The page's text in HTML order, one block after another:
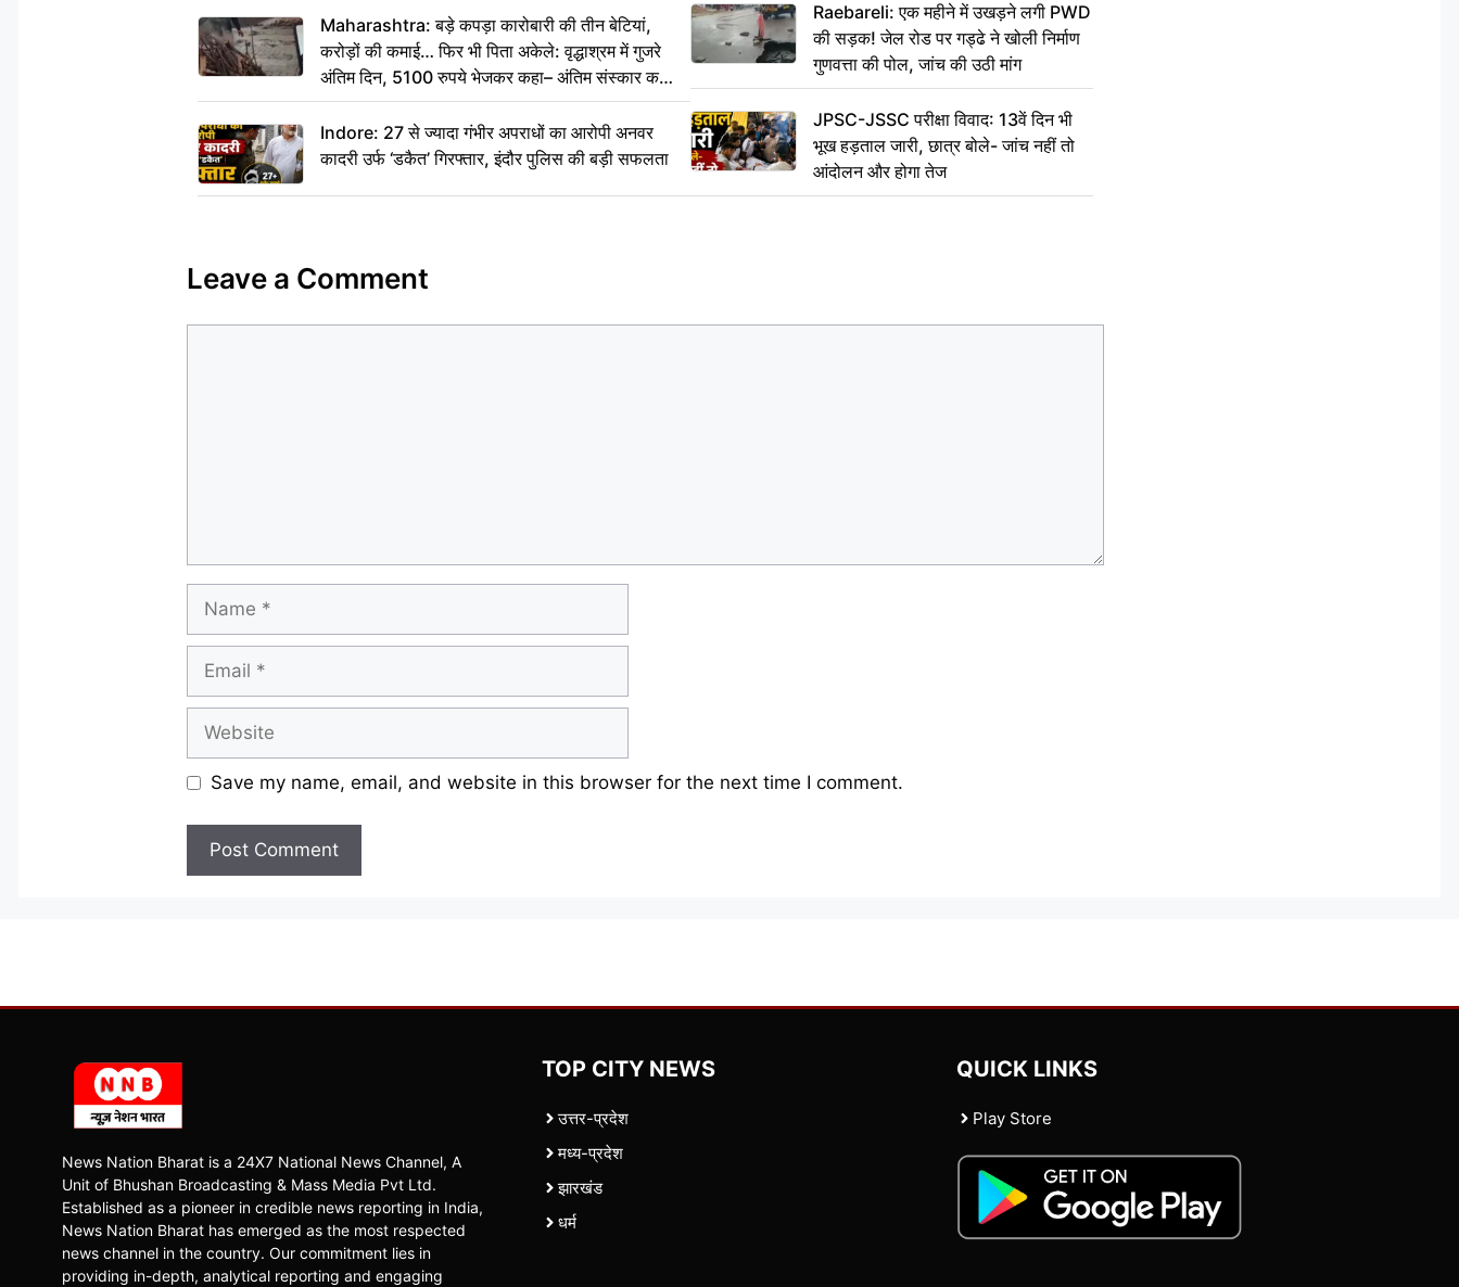
Maharashtra: बड़े कपड़ा कारोबारी की तीन बेटियां,
करोड़ों की कमाई… फिर भी पिता अकेले: वृद्धाश्रम में गुजरे
अंतिम दिन, 5100 रुपये भेजकर कहा– अंतिम संस्कार कर
दीजिए हम नहीं आ पाएंगे
Indore: 27 से ज्यादा गंभीर अपराधों का आरोपी अनवर
कादरी उर्फ ‘डकैत’ गिरफ्तार, इंदौर पुलिस की बड़ी सफलता
Raebareli: एक महीने में उखड़ने लगी PWD
की सड़क! जेल रोड पर गड्ढे ने खोली निर्माण
गुणवत्ता की पोल, जांच की उठी मांग
JPSC-JSSC परीक्षा विवाद: 13वें दिन भी
भूख हड़ताल जारी, छात्र बोले- जांच नहीं तो
आंदोलन और होगा तेज
Leave a Comment
Name
Email
Website
Save my name, email, and website in this browser for the next time I comment.
News Nation Bharat is a 24X7 National News Channel, A
Unit of Bhushan Broadcasting & Mass Media Pvt Ltd.
Established as a pioneer in credible news reporting in India,
News Nation Bharat has emerged as the most respected
news channel in the country. Our commitment lies in
providing in-depth, analytical reporting and engaging
TOP CITY NEWS
उत्तर-प्रदेश
मध्य-प्रदेश
झारखंड
धर्म
QUICK LINKS
Play Store